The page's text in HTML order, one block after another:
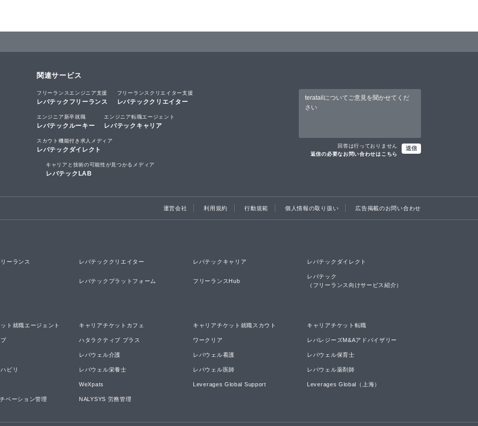
関連サービス
フリーランスエンジニア支援
レバテックフリーランス
フリーランスクリエイター支援
レバテッククリエイター
エンジニア新卒就職
レバテックルーキー
エンジニア転職エージェント
レバテックキャリア
スカウト機能付き求人メディア
レバテックダイレクト
キャリアと技術の可能性が見つかるメディア
レバテックLAB
回答は行っておりません
返信の必要なお問い合わせはこちら
送信
運営会社 利用規約 行動規範 個人情報の取り扱い 広告掲載のお問い合わせ
ーランス レバテッククリエイター レバテックキャリア レバテックダイレクト
レバテックプラットフォーム フリーランスHub
レバテック
（フリーランス向けサービス紹介）
ト就職エージェント キャリアチケットカフェ キャリアチケット就職スカウト キャリアチケット転職
ハタラクティブ プラス ワークリア レバレジーズM&Aアドバイザリー
レバウェル介護 レバウェル看護 レバウェル保育士
ビリ レバウェル栄養士 レバウェル医師 レバウェル薬剤師
WeXpats Leverages Global Support Leverages Global（上海）
ベーション管理 NALYSYS 労務管理